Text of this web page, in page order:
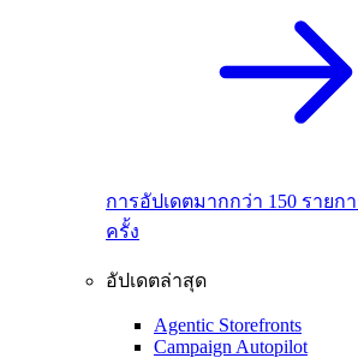
การอัปเดตมากกว่า 150 รายก
ครั้ง
อัปเดตล่าสุด
Agentic Storefronts
Campaign Autopilot